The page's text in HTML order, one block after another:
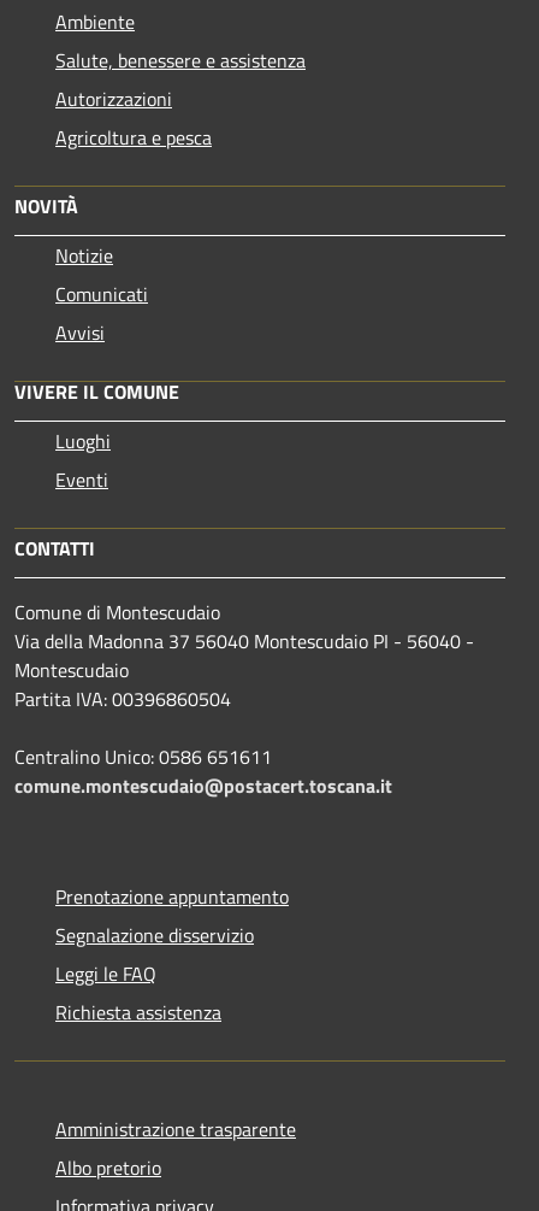
Ambiente
Salute, benessere e assistenza
Autorizzazioni
Agricoltura e pesca
NOVITÀ
Notizie
Comunicati
Avvisi
VIVERE IL COMUNE
Luoghi
Eventi
CONTATTI
Comune di Montescudaio
Via della Madonna 37 56040 Montescudaio PI - 56040 -
Montescudaio
Partita IVA: 00396860504
Centralino Unico: 0586 651611
comune.montescudaio@postacert.toscana.it
Prenotazione appuntamento
Segnalazione disservizio
Leggi le FAQ
Richiesta assistenza
Amministrazione trasparente
Albo pretorio